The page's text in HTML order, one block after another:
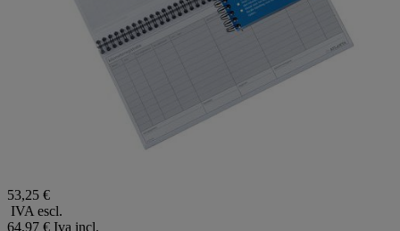
53,25 €
IVA escl.
64,97 € Iva incl.